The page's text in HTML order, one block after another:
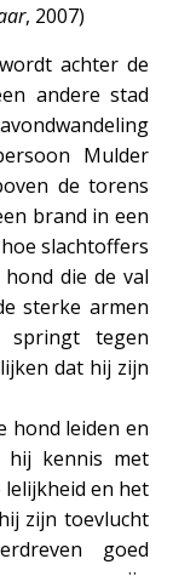
, 2007)
achter de
andere stad
Mulder
de torens
brand in een
slachtoffers
die de val
sterke armen
springt tegen
dat hij zijn
hond leiden en
kennis met
lelijkheid en het
zijn toevlucht
goed